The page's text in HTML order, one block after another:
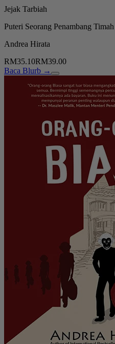
Jejak Tarbiah
Puteri Seorang Penambang Timah
Andrea Hirata
RM35.10RM39.00
Baca Blurb →